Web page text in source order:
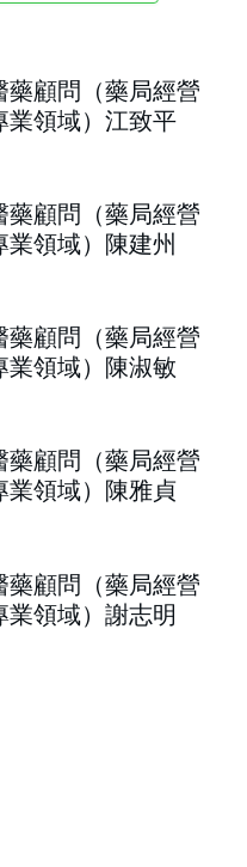
藥顧問（藥局經營
業領域）江致平
藥顧問（藥局經營
業領域）陳建州
藥顧問（藥局經營
業領域）陳淑敏
藥顧問（藥局經營
業領域）陳雅貞
藥顧問（藥局經營
業領域）謝志明